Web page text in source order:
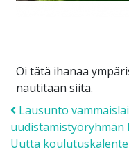
Oi tätä ihanaa
nautitaan siitä.
Post
Lausunto
Uutta